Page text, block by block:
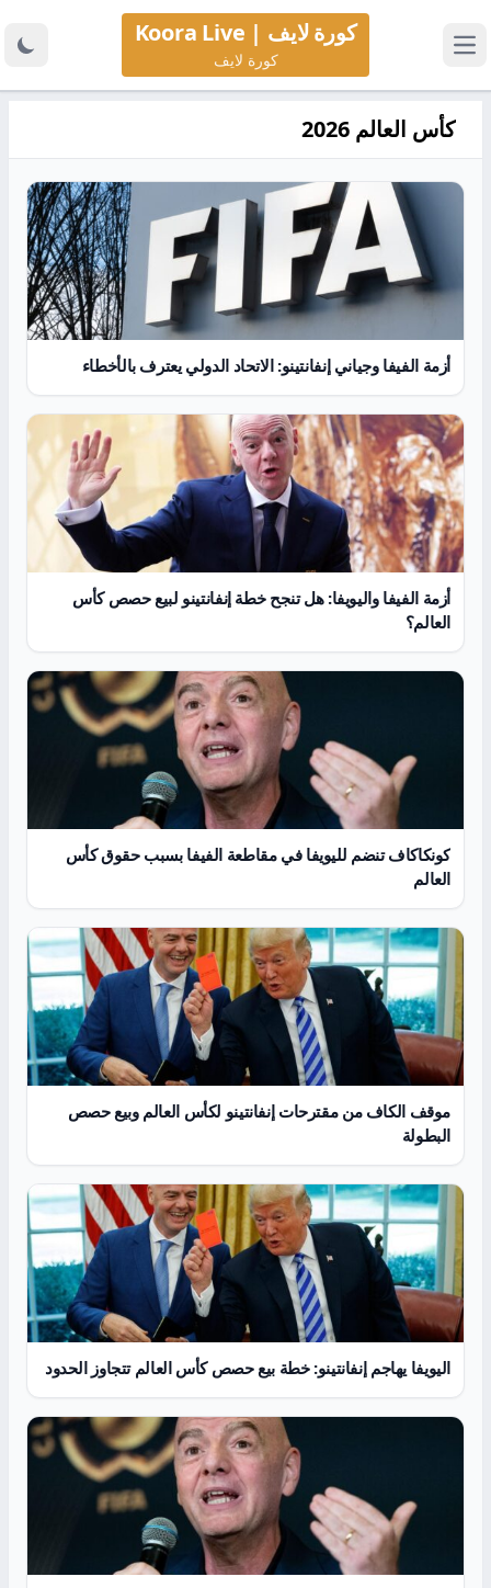
كورة لايف | Koora Live
كورة لايف
كأس العالم 2026
أزمة الفيفا وجياني إنفانتينو: الاتحاد الدولي يعترف بالأخطاء
أزمة الفيفا واليويفا: هل تنجح خطة إنفانتينو لبيع حصص كأس
العالم؟
كونكاكاف تنضم لليويفا في مقاطعة الفيفا بسبب حقوق كأس
العالم
موقف الكاف من مقترحات إنفانتينو لكأس العالم وبيع حصص
البطولة
اليويفا يهاجم إنفانتينو: خطة بيع حصص كأس العالم تتجاوز الحدود